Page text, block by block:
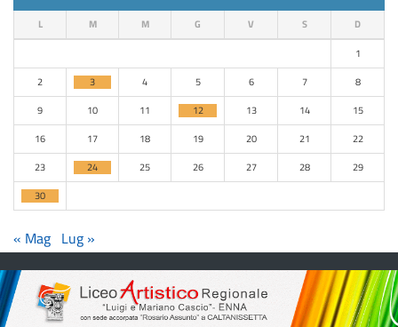
L M M G V S D
1
2
3 4 5 6 7
8
9
10 11 12 13 14
15
16
17 18 19 20 21
22
23
24 25 26 27 28
29
30
« Mag Lug »